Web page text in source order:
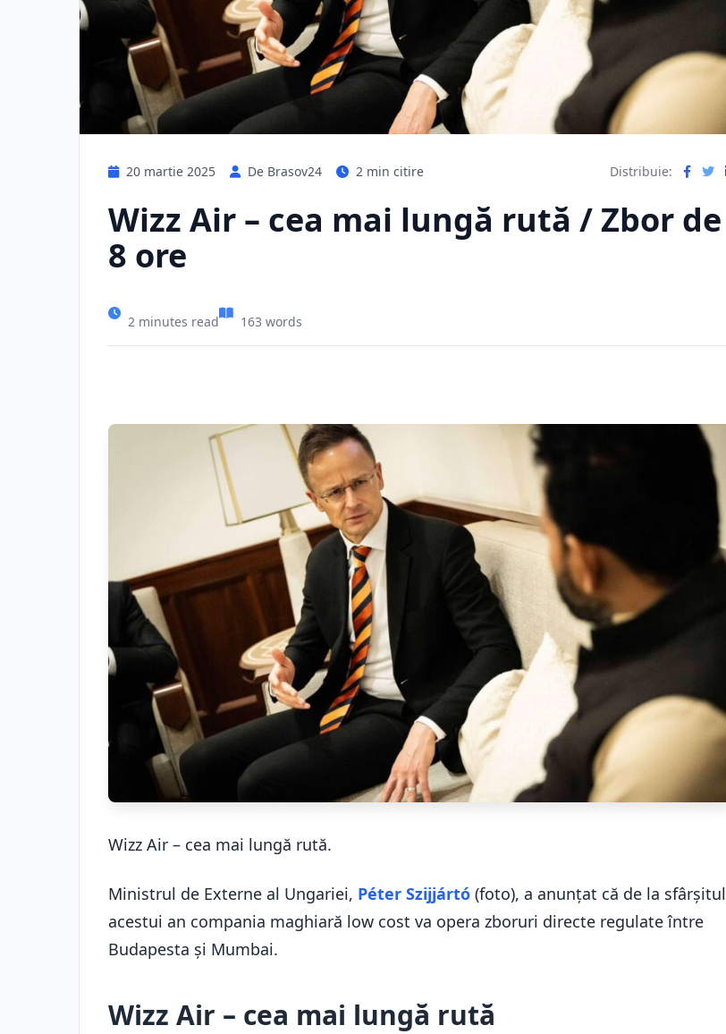
20 martie 2025 De Brasov24 2 min citire Distribuie:
Wizz Air – cea mai lungă rută / Zbor de
8 ore
2 minutes read 163 words
Wizz Air – cea mai lungă rută.
Ministrul de Externe al Ungariei, Péter Szijjártó (foto), a anunţat că de la sfârşitul
acestui an compania maghiară low cost va opera zboruri directe regulate între
Budapesta şi Mumbai.
Wizz Air – cea mai lungă rută